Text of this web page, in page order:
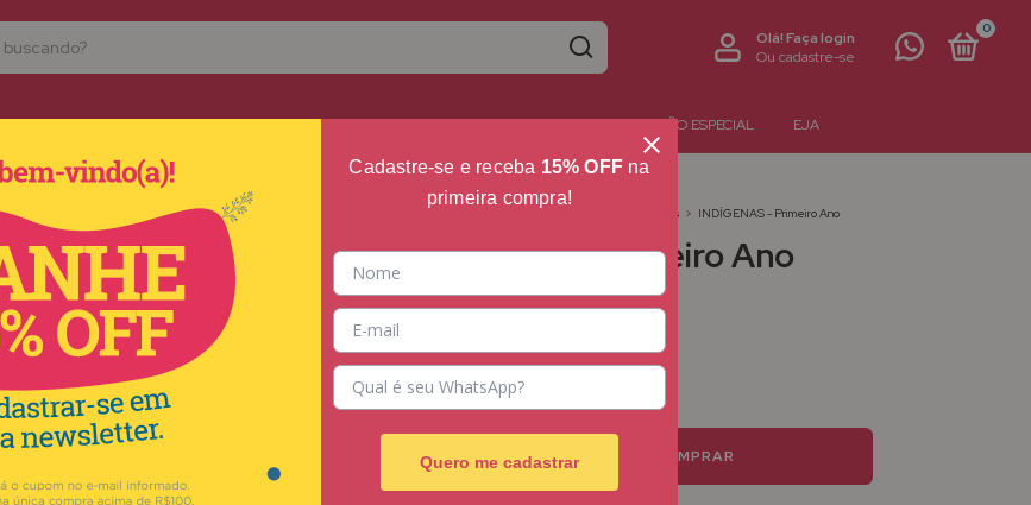
Olá!Faça login
Ou cadastre-se
0
FUNDAMENTAL I FUNDAMENTAL II REFORÇO MATERIAIS INTERATIVOS EDUCAÇÃO ESPECIAL EJA
Fundamental 1 Primeiro Ano Datas Especiais > INDÍGENAS - Primeiro Ano
INDÍGENAS - Primeiro Ano
R$14,50
2xdeR$7,25sem juros
Ver mais detalhes
Cadastre-se e receba 15% OFF na
primeira compra!
Quero me cadastrar